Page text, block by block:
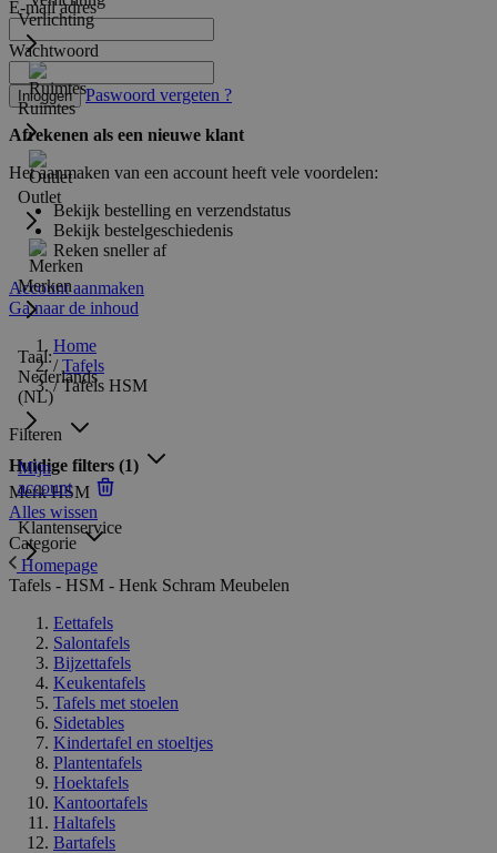
Verlichting
Ruimtes
Outlet
Merken
Taal:
Nederlands
(NL)
Mijn
account
Klantenservice
E-mail adres
Wachtwoord
Inloggen Paswoord vergeten ?
Afrekenen als een nieuwe klant
Het aanmaken van een account heeft vele voordelen:
Bekijk bestelling en verzendstatus
Bekijk bestelgeschiedenis
Reken sneller af
Account aanmaken
Ga naar de inhoud
Home
/ Tafels
/ Tafels HSM
Filteren
Huidige filters (1)
Merk HSM
Alles wissen
Categorie
Homepage
Tafels - HSM - Henk Schram Meubelen
Eettafels
Salontafels
Bijzettafels
Keukentafels
Tafels met stoelen
Sidetables
Kindertafel en stoeltjes
Plantentafels
Hoektafels
Kantoortafels
Haltafels
Bartafels